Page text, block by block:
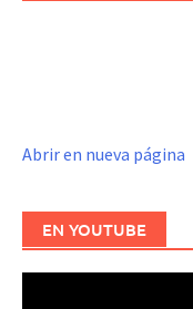
Abrir en nueva página
EN YOUTUBE